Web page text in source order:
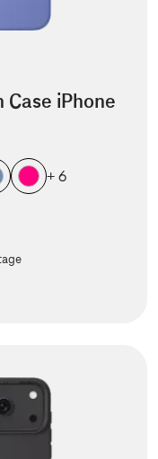
iPhone
+ 6